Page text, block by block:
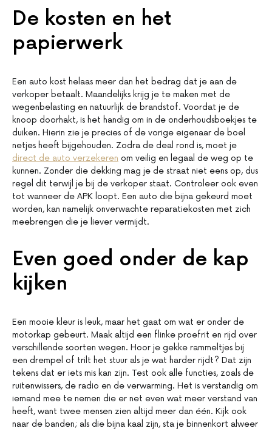
De kosten en het
papierwerk
Een auto kost helaas meer dan het bedrag dat je aan de
verkoper betaalt. Maandelijks krijg je te maken met de
wegenbelasting en natuurlijk de brandstof. Voordat je de
knoop doorhakt, is het handig om in de onderhoudsboekjes te
duiken. Hierin zie je precies of de vorige eigenaar de boel
netjes heeft bijgehouden. Zodra de deal rond is, moet je
direct de auto verzekeren om veilig en legaal de weg op te
kunnen. Zonder die dekking mag je de straat niet eens op, dus
regel dit terwijl je bij de verkoper staat. Controleer ook even
tot wanneer de APK loopt. Een auto die bijna gekeurd moet
worden, kan namelijk onverwachte reparatiekosten met zich
meebrengen die je liever vermijdt.
Even goed onder de kap
kijken
Een mooie kleur is leuk, maar het gaat om wat er onder de
motorkap gebeurt. Maak altijd een flinke proefrit en rijd over
verschillende soorten wegen. Hoor je gekke rammeltjes bij
een drempel of trilt het stuur als je wat harder rijdt? Dat zijn
tekens dat er iets mis kan zijn. Test ook alle functies, zoals de
ruitenwissers, de radio en de verwarming. Het is verstandig om
iemand mee te nemen die er net even wat meer verstand van
heeft, want twee mensen zien altijd meer dan één. Kijk ook
naar de banden; als die bijna kaal zijn, sta je binnenkort alweer